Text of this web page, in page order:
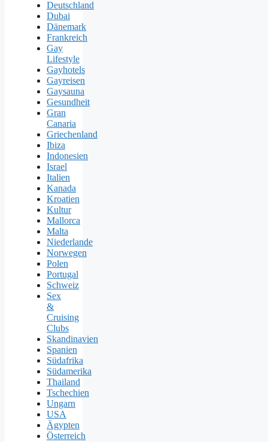
Deutschland
Dubai
Dänemark
Frankreich
Gay
Lifestyle
Gayhotels
Gayreisen
Gaysauna
Gesundheit
Gran
Canaria
Griechenland
Ibiza
Indonesien
Israel
Italien
Kanada
Kroatien
Kultur
Mallorca
Malta
Niederlande
Norwegen
Polen
Portugal
Schweiz
Sex
&
Cruising
Clubs
Skandinavien
Spanien
Südafrika
Südamerika
Thailand
Tschechien
Ungarn
USA
Ägypten
Österreich